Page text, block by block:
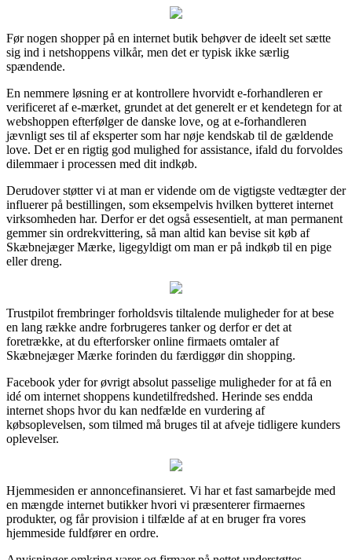
Før nogen shopper på en internet butik behøver de ideelt set sætte
sig ind i netshoppens vilkår, men det er typisk ikke særlig
spændende.
En nemmere løsning er at kontrollere hvorvidt e-forhandleren er
verificeret af e-mærket, grundet at det generelt er et kendetegn for at
webshoppen efterfølger de danske love, og at e-forhandleren
jævnligt ses til af eksperter som har nøje kendskab til de gældende
love. Det er en rigtig god mulighed for assistance, ifald du forvoldes
dilemmaer i processen med dit indkøb.
Derudover støtter vi at man er vidende om de vigtigste vedtægter der
influerer på bestillingen, som eksempelvis hvilken bytteret internet
virksomheden har. Derfor er det også essesentielt, at man permanent
gemmer sin ordrekvittering, så man altid kan bevise sit køb af
Skæbnejæger Mærke, ligegyldigt om man er på indkøb til en pige
eller dreng.
Trustpilot frembringer forholdsvis tiltalende muligheder for at bese
en lang række andre forbrugeres tanker og derfor er det at
foretrække, at du efterforsker online firmaets omtaler af
Skæbnejæger Mærke forinden du færdiggør din shopping.
Facebook yder for øvrigt absolut passelige muligheder for at få en
idé om internet shoppens kundetilfredshed. Herinde ses endda
internet shops hvor du kan nedfælde en vurdering af
købsoplevelsen, som tilmed må bruges til at afveje tidligere kunders
oplevelser.
Hjemmesiden er annoncefinansieret. Vi har et fast samarbejde med
en mængde internet butikker hvori vi præsenterer firmaernes
produkter, og får provision i tilfælde af at en bruger fra vores
hjemmeside fuldfører en ordre.